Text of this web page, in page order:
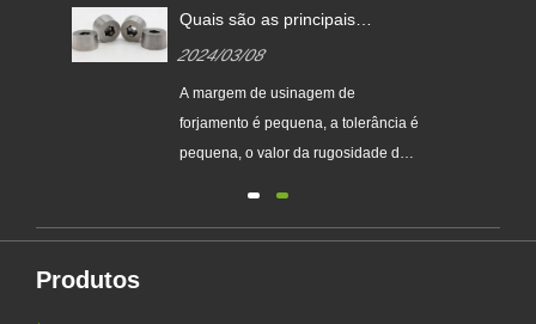
Quais são as principais
matriz de precisão em relação
ao forjamento em matriz
comum?
2024/03/08
A margem de usinagem de
forjamento é pequena, a tolerância é
pequena, o valor da rugosidade da
usinagem de peças, economizando
Produtos